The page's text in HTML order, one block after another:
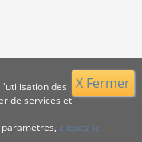
X Fermer
des
de services et
cliquez ici